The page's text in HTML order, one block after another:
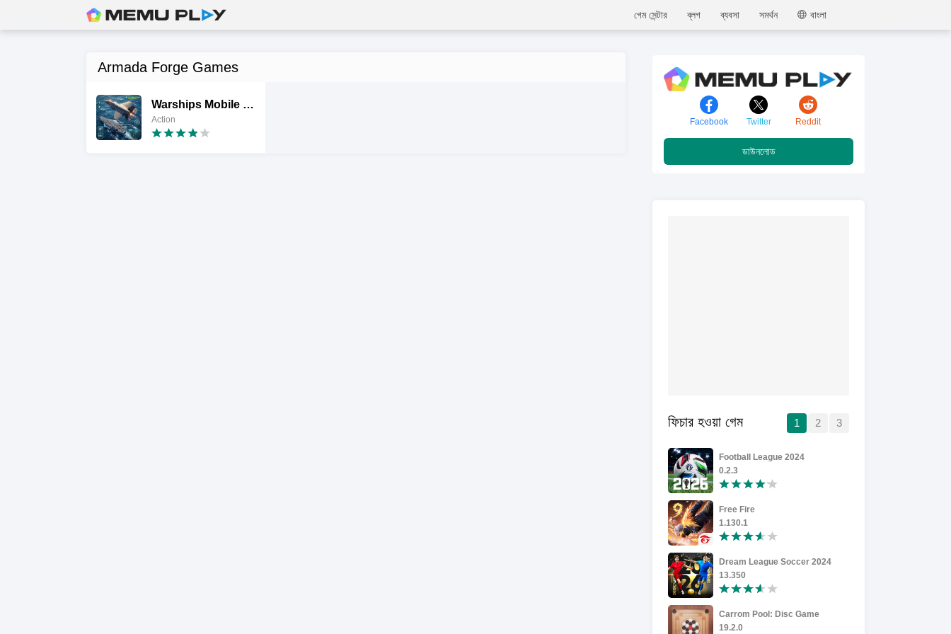
MEmu
বাংলা
সমর্থন
ব্যবসা
ব্লগ
গেম সেন্টার
Armada Forge Games
Warships Mobile 2: Naval War
Action Facebook Twitter Reddit
ডাউনলোড
ফিচার হওয়া গেম 1 2 3
Football League 2024
0.2.3
Free Fire
1.130.1
Dream League Soccer 2024
13.350
Carrom Pool: Disc Game
19.2.0